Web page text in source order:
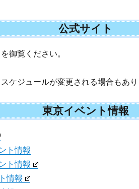
公式サイト
御覧ください。
ケジュールが変更される場合もあ
東京イベント情報
ト情報
ト情報
情報